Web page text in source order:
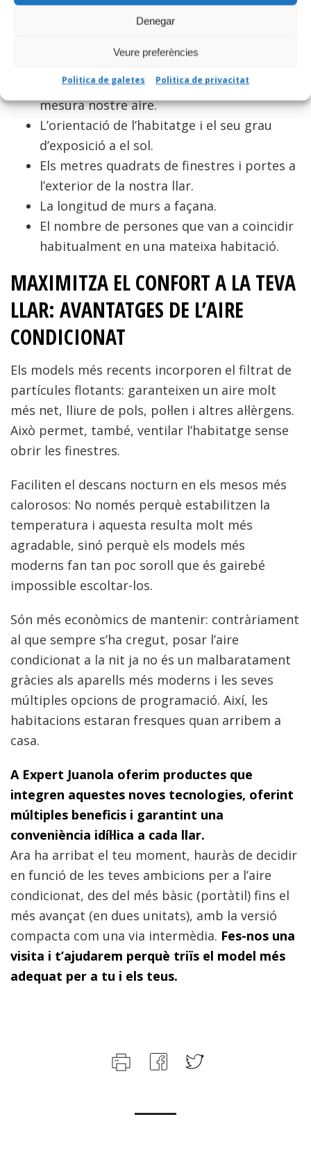
Denegar
Veure preferències
Politica de galetes Politica de privacitat
l’esforç que haurà de fer l’aire condicionat i
es vora reflectit en la despesa de la
nostra regió utilitzarem en major o menor
mesura nostre aire.
L’orientació de l’habitatge i el seu grau
d’exposició a el sol.
Els metres quadrats de finestres i portes a
l’exterior de la nostra llar.
La longitud de murs a façana.
El nombre de persones que van a coincidir
habitualment en una mateixa habitació.
MAXIMITZA EL CONFORT A LA TEVA
LLAR: AVANTATGES DE L’AIRE
CONDICIONAT
Els models més recents incorporen el filtrat de
partícules flotants: garanteixen un aire molt
més net, lliure de pols, pol·len i altres al·lèrgens.
Això permet, també, ventilar l’habitatge sense
obrir les finestres.
Faciliten el descans nocturn en els mesos més
calorosos: No només perquè estabilitzen la
temperatura i aquesta resulta molt més
agradable, sinó perquè els models més
moderns fan tan poc soroll que és gairebé
impossible escoltar-los.
Són més econòmics de mantenir: contràriament
al que sempre s’ha cregut, posar l’aire
condicionat a la nit ja no és un malbaratament
gràcies als aparells més moderns i les seves
múltiples opcions de programació. Així, les
habitacions estaran fresques quan arribem a
casa.
A Expert Juanola oferim productes que
integren aquestes noves tecnologies, oferint
múltiples beneficis i garantint una
conveniència idíl·lica a cada llar.
Ara ha arribat el teu moment, hauràs de decidir
en funció de les teves ambicions per a l’aire
condicionat, des del més bàsic (portàtil) fins el
més avançat (en dues unitats), amb la versió
compacta com una via intermèdia. Fes-nos una
visita i t’ajudarem perquè triïs el model més
adequat per a tu i els teus.